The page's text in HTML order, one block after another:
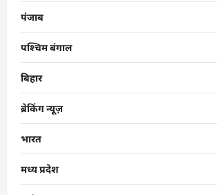
पंजाब
पश्चिम बंगाल
बिहार
ब्रेकिंग न्यूज़
भारत
मध्य प्रदेश